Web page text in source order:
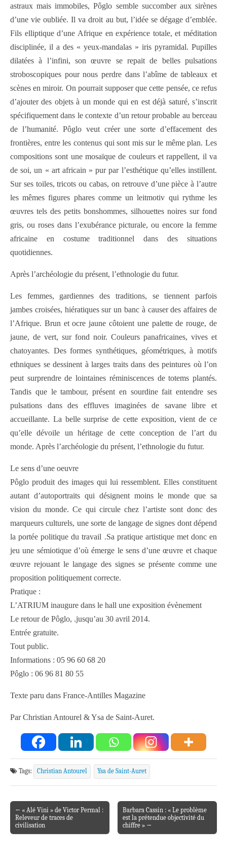
astraux mais immobiles, Pôglo semble succomber aux sirènes
d’une vie oubliée. Il va droit au but, l’idée se dégage d’emblée.
Fils elliptique d’une Afrique en expérience totale, et méditation
disciplinée, il a des « yeux-mandalas » iris pyramidal. Pupilles
dilatées à l’infini, son œuvre se repait de belles pulsations
stroboscopiques pour nous perdre dans l’abîme de tableaux et
scènes en miroir. On pourrait supposer que cette pensée, ce refus
d’ajouter des objets à un monde qui en est déjà saturé, s’inscrit
spécifiquement dans le contexte d’un retour probable au berceau
de l’humanité. Pôglo veut créer une sorte d’effacement des
frontières, entre les contenus qui sont mis sur le même plan. Les
compositions sont une mosaïque de couleurs et rappellent, il va
de soi, un « art africain » pur par l’esthétique qu’elles instillent.
Sur ses toiles, tricots ou cabas, on retrouve d’une pièce à l’autre
les mêmes figures phares comme un leitmotiv qui rythme les
œuvres tels des petits bonshommes, silhouettes noires sur fond
gris, ou roses dans l’exubérance picturale, ou encore la femme
africaine en costume traditionnel dans des situations
quotidiennes.
Après l’archéologie du présent, l’ethnologie du futur.
Les femmes, gardiennes des traditions, se tiennent parfois
jambes croisées, hiératiques sur un banc à causer des affaires de
l’Afrique. Brun et ocre jaune côtoient une palette de rouge, de
jaune, de vert, sur fond noir. Couleurs panafricaines, vives et
chatoyantes. Des formes synthétiques, géométriques, à motifs
ethniques se dessinent à larges traits dans des peintures où l’on
peut surprendre de lointaines réminiscences de totems plantés.
Tandis que le tambour, présent en sourdine fait entendre ses
pulsations dans des effluves imaginées de savane libre et
accueillante. La belle surprise de cette exposition, vient de ce
qu’elle dévoile un héritage de cette conception de l’art du
monde. Après l’archéologie du présent, l’ethnologie du futur.
Le sens d’une oeuvre
Pôglo produit des images qui lui ressemblent. Elles constituent
autant d’autoportraits qui désignent moins le monde que sa
vision du monde. Ce qui circule chez l’artiste sont donc des
marqueurs culturels, une sorte de langage de signes dont dépend
la portée politique du travail .Sa pratique artistique met donc en
jeu une sémiotique d’où émerge le sens d’une œuvre et chaque
œuvre rejouant le langage des signes se présente comme une
proposition politiquement correcte.
Pratique :
L’ATRIUM inaugure dans le hall une exposition évènement
Le retour de Pôglo, .jusqu’au 30 avril 2014.
Entrée gratuite.
Tout public.
Informations : 05 96 60 68 20
Pôglo : 06 96 81 80 55
Texte paru dans France-Antilles Magazine
Par Christian Antourel & Ysa de Saint-Auret.
Tags: Christian Antourel Ysa de Saint-Auret
Post navigation
← « Alé Vini » de Victor Permal :
Releveur de traces de
civilisation
Barbara Cassin : « Le problème
est la prétendue objectivité du
chiffre » →